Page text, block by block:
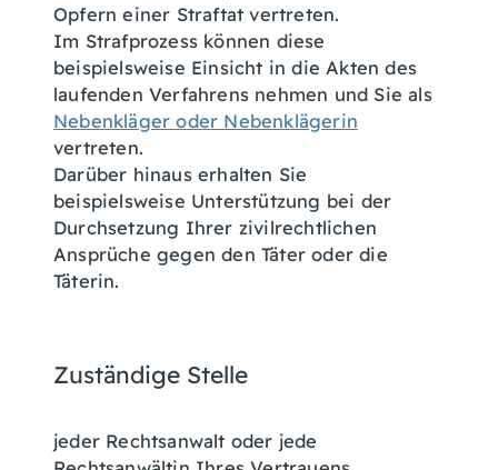
Opfern einer Straftat vertreten.
Im Strafprozess können diese
beispielsweise Einsicht in die Akten des
laufenden Verfahrens nehmen und Sie als
Nebenkläger oder Nebenklägerin
vertreten.
Darüber hinaus erhalten Sie
beispielsweise Unterstützung bei der
Durchsetzung Ihrer zivilrechtlichen
Ansprüche gegen den Täter oder die
Täterin.
Zuständige Stelle
jeder Rechtsanwalt oder jede